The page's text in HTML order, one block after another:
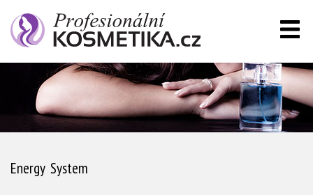
Energy System